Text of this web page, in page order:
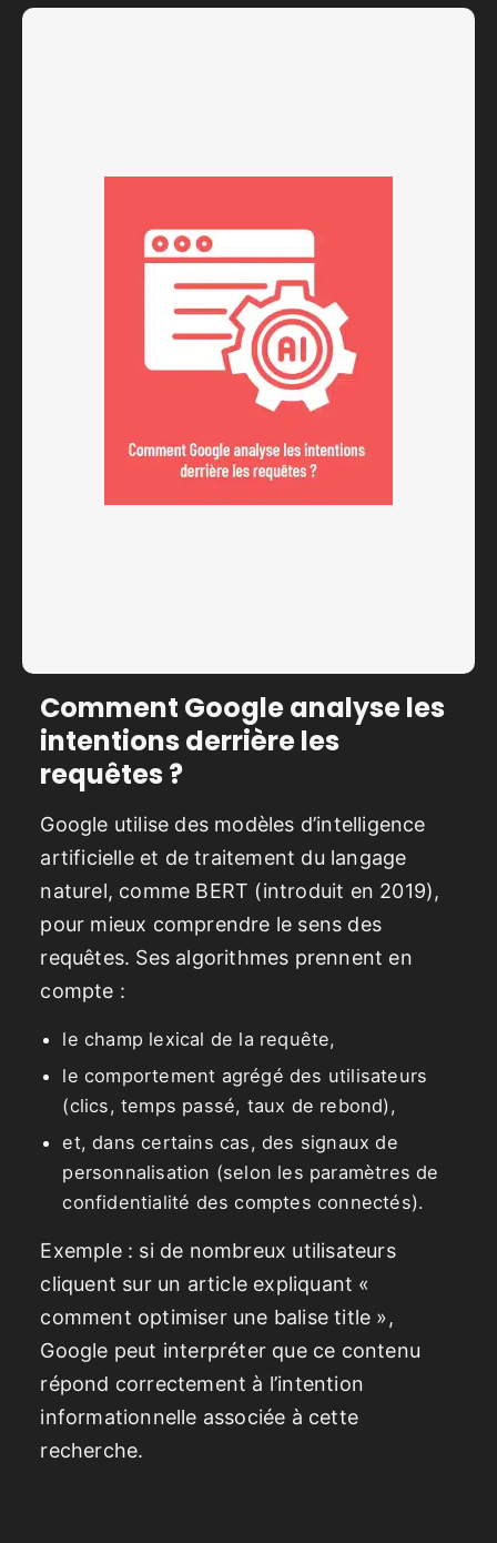
Comment Google analyse les
intentions derrière les
requêtes ?
Google utilise des modèles d’intelligence
artificielle et de traitement du langage
naturel, comme BERT (introduit en 2019),
pour mieux comprendre le sens des
requêtes. Ses algorithmes prennent en
compte :
le champ lexical de la requête,
le comportement agrégé des utilisateurs
(clics, temps passé, taux de rebond),
et, dans certains cas, des signaux de
personnalisation (selon les paramètres de
confidentialité des comptes connectés).
Exemple : si de nombreux utilisateurs
cliquent sur un article expliquant «
comment optimiser une balise title »,
Google peut interpréter que ce contenu
répond correctement à l’intention
informationnelle associée à cette
recherche.